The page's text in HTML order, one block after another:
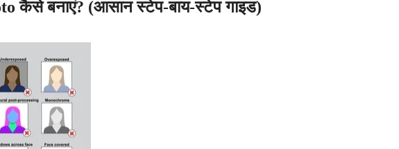
कैसे बनाएं? (आसान स्टेप-बाय-स्टेप गाइड)